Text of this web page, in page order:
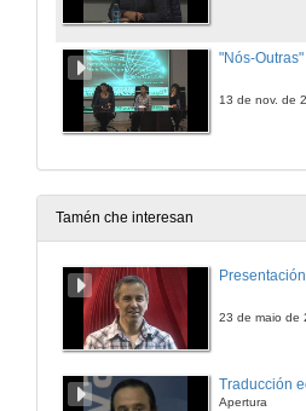
"Nós-
13 de nov. de
Tamén che interesan
23 de maio de
Apertura